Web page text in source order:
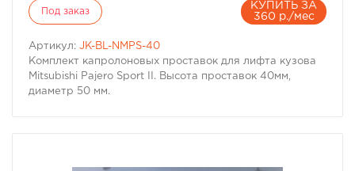
Под заказ
КУПИТЬ ЗА
360 р./мес
Артикул: JK-BL-NMPS-40
Комплект капролоновых проставок для лифта кузова
Mitsubishi Pajero Sport II. Высота проставок 40мм,
диаметр 50 мм.